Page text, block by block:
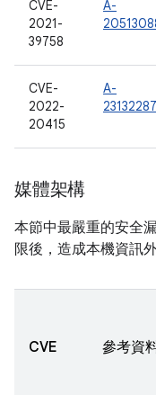
CVE-
2021-
39758
A-
CVE-
2022-
20415
A-
媒體架構
本節中最嚴重的安全
限後，造成本機資訊外
CVE 參考資